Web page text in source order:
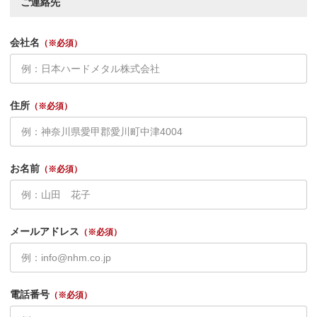
会社名 （※必須）
住所 （※必須）
お名前 （※必須）
メールアドレス （※必須）
電話番号 （※必須）